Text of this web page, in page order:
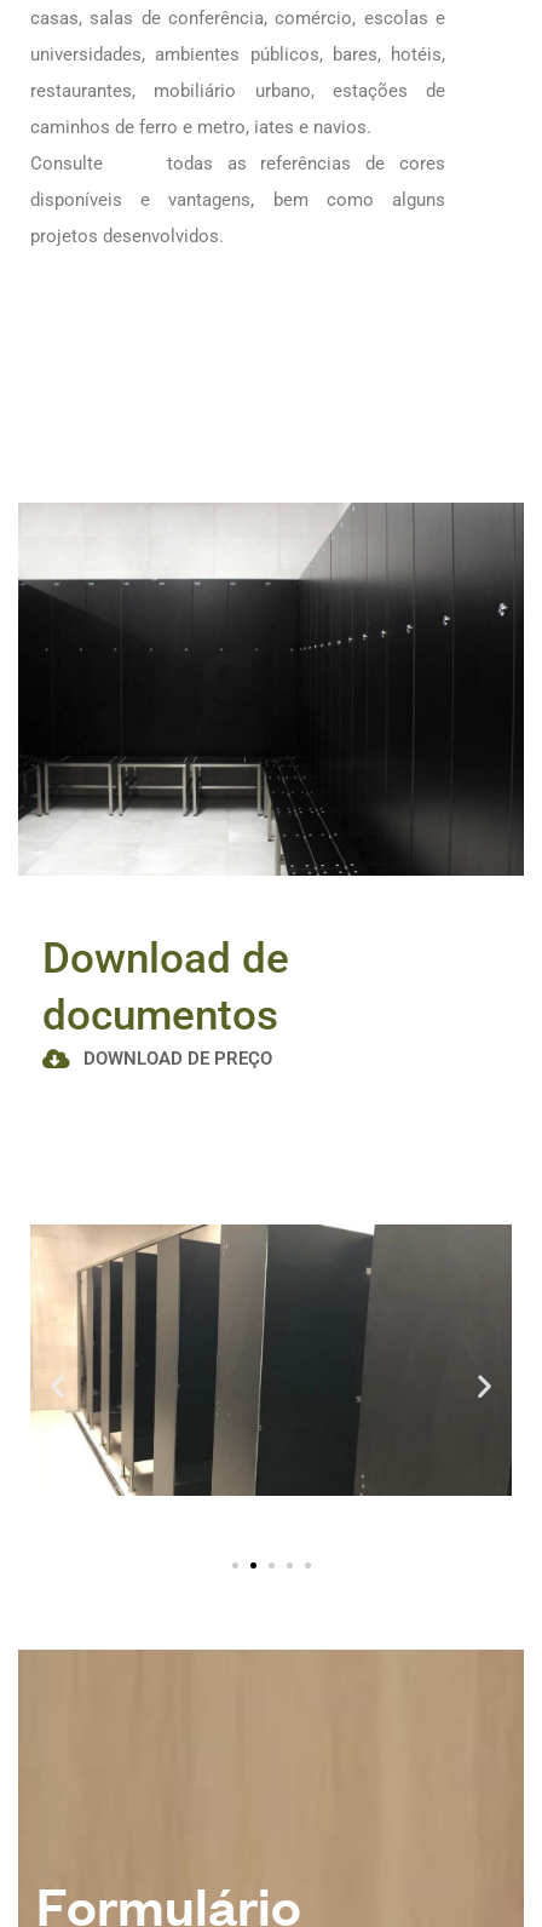
casas, salas de conferência, comércio, escolas e
universidades, ambientes públicos, bares, hotéis,
restaurantes, mobiliário urbano, estações de
caminhos de ferro e metro, iates e navios.
Consulte
todas as referências de cores
disponíveis e vantagens, bem como alguns
projetos desenvolvidos.
Download de
documentos
DOWNLOAD DE PREÇO
Formulário